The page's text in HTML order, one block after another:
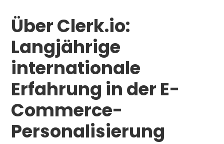
Über Clerk.io:
Langjährige
internationale
Erfahrung in der E-
Commerce-
Personalisierung